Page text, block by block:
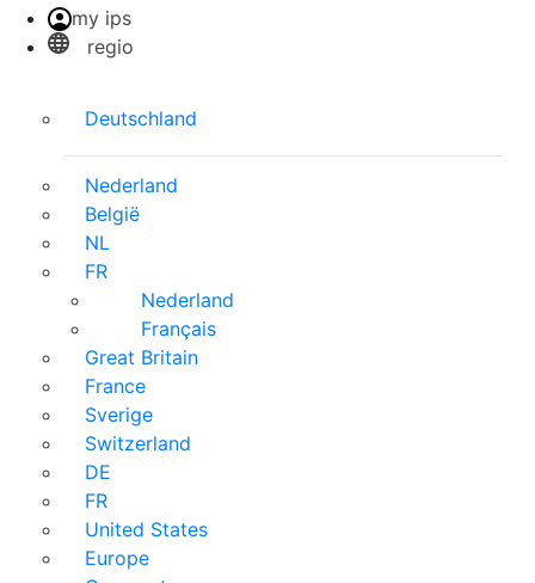
my ips
regio
Deutschland
Nederland
België
NL
FR
Nederland
Français
Great Britain
France
Sverige
Switzerland
DE
FR
United States
Europe